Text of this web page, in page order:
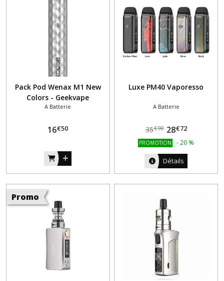
Pack Pod Wenax M1 New
Colors - Geekvape
A Batterie
16€50
Luxe PM40 Vaporesso
A Batterie
35€90 28€72
PROMOTION -20 %
Détails
Promo